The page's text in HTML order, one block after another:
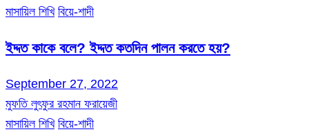
মাসায়িল শিখি বিয়ে-শাদী
ইদ্দত কাকে বলে? ইদ্দত কতদিন পালন করতে হয়?
September 27, 2022
মুফতি লুৎফুর রহমান ফরায়েজী
মাসায়িল শিখি বিয়ে-শাদী